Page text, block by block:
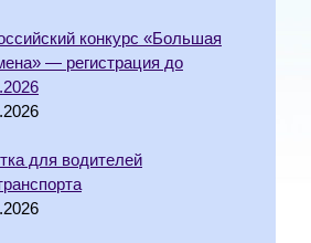
конкурс «Большая
— регистрация до
для водителей